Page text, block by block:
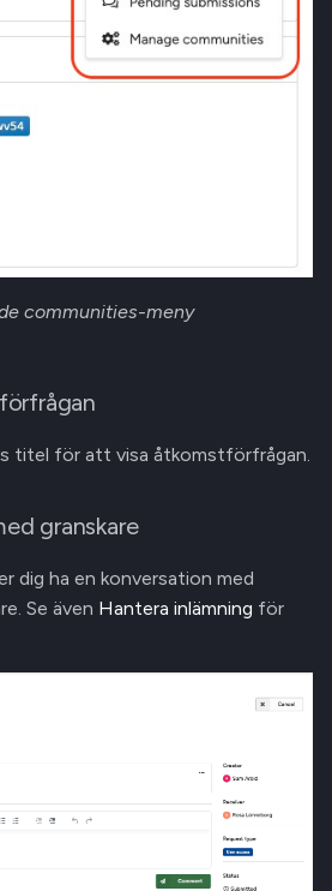
communities-meny
titel för att visa åtkomstförfrågan.
granskare
dig ha en konversation med
Se även Hantera inlämning för